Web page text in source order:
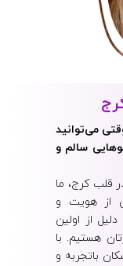
می‌توانید
سالم و
قلب کرج، ما
از هویت و
از اولین
هستیم. با
باتجربه و